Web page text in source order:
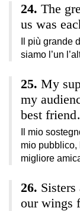
The
us was
Il più grande
siamo l’un
My
my
best
Il mio
mio pubblico,
migliore
our wings